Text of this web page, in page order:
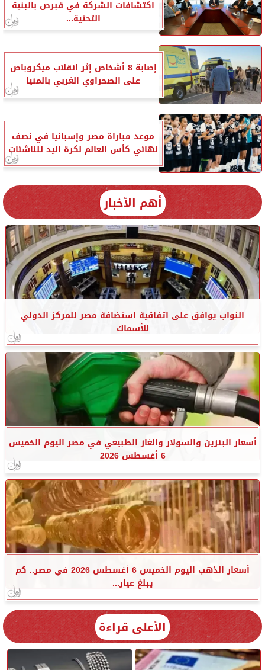
اكتشافات الشركة في قبرص بالبنية
التحتية...
إصابة 8 أشخاص إثر انقلاب ميكروباص
على الصحراوي الغربي بالمنيا
موعد مباراة مصر وإسبانيا في نصف
نهائي كأس العالم لكرة اليد للناشئات
أهم الأخبار
النواب يوافق على اتفاقية استضافة مصر للمركز الدولي
للأسماك
أسعار البنزين والسولار والغاز الطبيعي في مصر اليوم الخميس
6 أغسطس 2026
أسعار الذهب اليوم الخميس 6 أغسطس 2026 في مصر.. كم
يبلغ عيار...
الأعلى قراءة